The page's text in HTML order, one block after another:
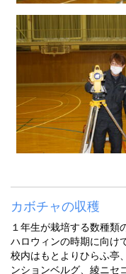
カボチャの収穫
１年生が栽培する数種類
ハロウィンの時期に向け
校内はもとよりひらふ亭
ンションベルグ、綾ニセ